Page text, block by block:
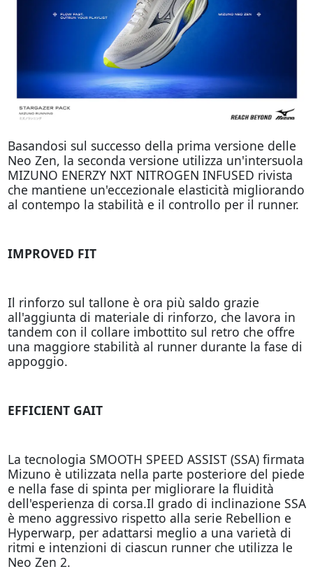
Basandosi sul successo della prima versione delle
Neo Zen, la seconda versione utilizza un'intersuola
MIZUNO ENERZY NXT NITROGEN INFUSED rivista
che mantiene un'eccezionale elasticità migliorando
al contempo la stabilità e il controllo per il runner.
IMPROVED FIT
Il rinforzo sul tallone è ora più saldo grazie
all'aggiunta di materiale di rinforzo, che lavora in
tandem con il collare imbottito sul retro che offre
una maggiore stabilità al runner durante la fase di
appoggio.
EFFICIENT GAIT
La tecnologia SMOOTH SPEED ASSIST (SSA) firmata
Mizuno è utilizzata nella parte posteriore del piede
e nella fase di spinta per migliorare la fluidità
dell'esperienza di corsa.Il grado di inclinazione SSA
è meno aggressivo rispetto alla serie Rebellion e
Hyperwarp, per adattarsi meglio a una varietà di
ritmi e intenzioni di ciascun runner che utilizza le
Neo Zen 2.